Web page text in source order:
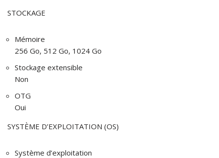
STOCKAGE
Mémoire
256 Go, 512 Go, 1024 Go
Stockage extensible
Non
OTG
Oui
SYSTÈME D’EXPLOITATION (OS)
Système d’exploitation